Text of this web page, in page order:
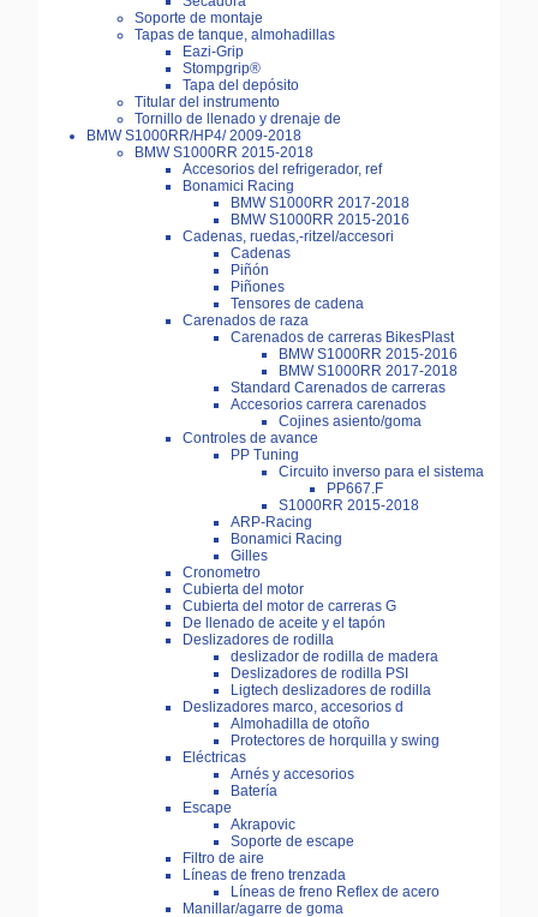
Soporte de montaje
Tapas de tanque, almohadillas
Eazi-Grip
Stompgrip®
Tapa del depósito
Titular del instrumento
Tornillo de llenado y drenaje de
BMW S1000RR/HP4/ 2009-2018
BMW S1000RR 2015-2018
Accesorios del refrigerador, ref
Bonamici Racing
BMW S1000RR 2017-2018
BMW S1000RR 2015-2016
Cadenas, ruedas,-ritzel/accesori
Cadenas
Piñón
Piñones
Tensores de cadena
Carenados de raza
Carenados de carreras BikesPlast
BMW S1000RR 2015-2016
BMW S1000RR 2017-2018
Standard Carenados de carreras
Accesorios carrera carenados
Cojines asiento/goma
Controles de avance
PP Tuning
Circuito inverso para el sistema
PP667.F
S1000RR 2015-2018
ARP-Racing
Bonamici Racing
Gilles
Cronometro
Cubierta del motor
Cubierta del motor de carreras G
De llenado de aceite y el tapón
Deslizadores de rodilla
deslizador de rodilla de madera
Deslizadores de rodilla PSI
Ligtech deslizadores de rodilla
Deslizadores marco, accesorios d
Almohadilla de otoño
Protectores de horquilla y swing
Eléctricas
Arnés y accesorios
Batería
Escape
Akrapovic
Soporte de escape
Filtro de aire
Líneas de freno trenzada
Líneas de freno Reflex de acero
Manillar/agarre de goma